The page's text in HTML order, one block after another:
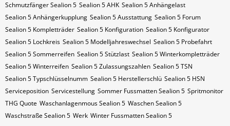
Schmutzfänger Sealion 5 Sealion 5 AHK Sealion 5 Anhängelast
Sealion 5 Anhängerkupplung Sealion 5 Ausstattung Sealion 5 Forum
Sealion 5 Kompletträder Sealion 5 Konfiguration Sealion 5 Konfigurator
Sealion 5 Lochkreis Sealion 5 Modelljahreswechsel Sealion 5 Probefahrt
Sealion 5 Sommerreifen Sealion 5 Stützlast Sealion 5 Winterkompletträder
Sealion 5 Winterreifen Sealion 5 Zulassungszahlen Sealion 5​​​​ TSN
Sealion 5​​​​ Typschlüsselnumm Sealion 5​​​​​ Herstellerschlü Sealion 5​​​​​ HSN
Serviceposition Servicestellung Sommer Fussmatten Sealion 5 Spritmonitor
THG Quote Waschanlagenmous Sealion 5 Waschen Sealion 5
Waschstraße Sealion 5 Werk Winter Fussmatten Sealion 5